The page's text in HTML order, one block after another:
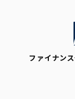
ファイナン